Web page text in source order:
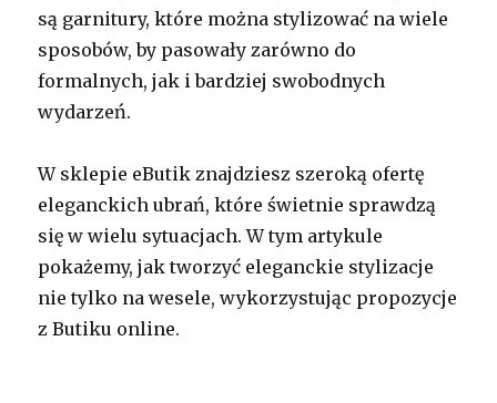
są garnitury, które można stylizować na wiele
sposobów, by pasowały zarówno do
formalnych, jak i bardziej swobodnych
wydarzeń.
W sklepie eButik znajdziesz szeroką ofertę
eleganckich ubrań, które świetnie sprawdzą
się w wielu sytuacjach. W tym artykule
pokażemy, jak tworzyć eleganckie stylizacje
nie tylko na wesele, wykorzystując propozycje
z Butiku online.